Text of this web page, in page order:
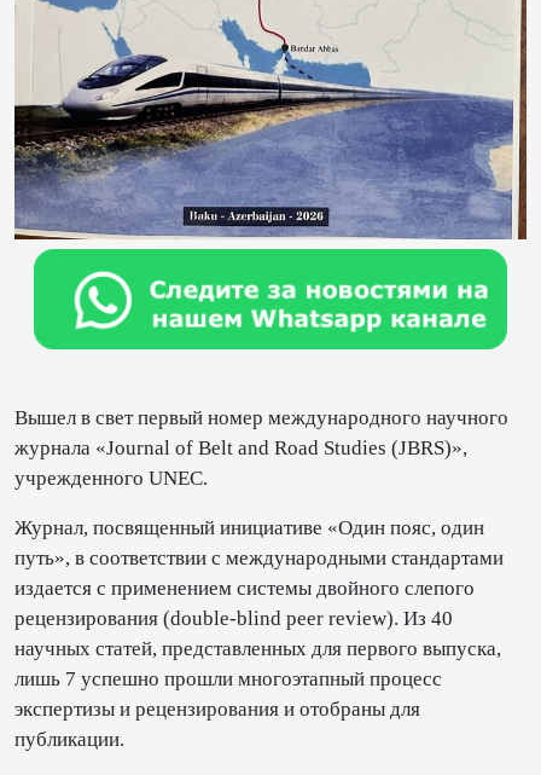
Вышел в свет первый номер международного научного
журнала «Journal of Belt and Road Studies (JBRS)»,
учрежденного UNEC.
Журнал, посвященный инициативе «Один пояс, один
путь», в соответствии с международными стандартами
издается с применением системы двойного слепого
рецензирования (double-blind peer review). Из 40
научных статей, представленных для первого выпуска,
лишь 7 успешно прошли многоэтапный процесс
экспертизы и рецензирования и отобраны для
публикации.